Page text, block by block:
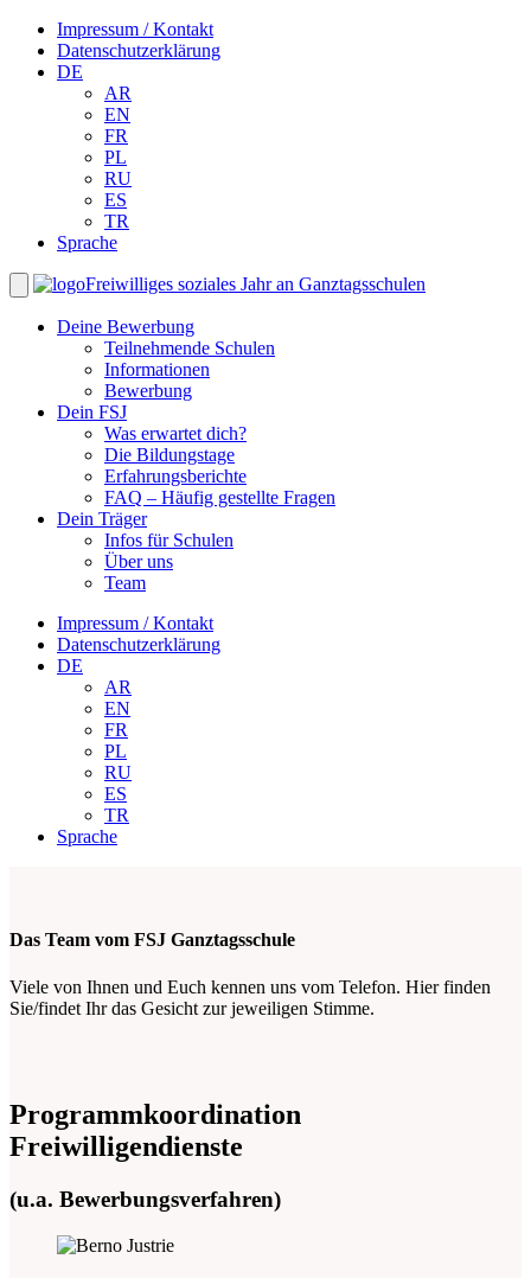
Impressum / Kontakt
Datenschutzerklärung
DE
AR
EN
FR
PL
RU
ES
TR
Sprache
Freiwilliges soziales Jahr an Ganztagsschulen
Deine Bewerbung
Teilnehmende Schulen
Informationen
Bewerbung
Dein FSJ
Was erwartet dich?
Die Bildungstage
Erfahrungsberichte
FAQ – Häufig gestellte Fragen
Dein Träger
Infos für Schulen
Über uns
Team
Impressum / Kontakt
Datenschutzerklärung
DE
AR
EN
FR
PL
RU
ES
TR
Sprache
Das Team vom FSJ Ganztagsschule
Viele von Ihnen und Euch kennen uns vom Telefon. Hier finden
Sie/findet Ihr das Gesicht zur jeweiligen Stimme.
Programmkoordination
Freiwilligendienste
(u.a. Bewerbungsverfahren)